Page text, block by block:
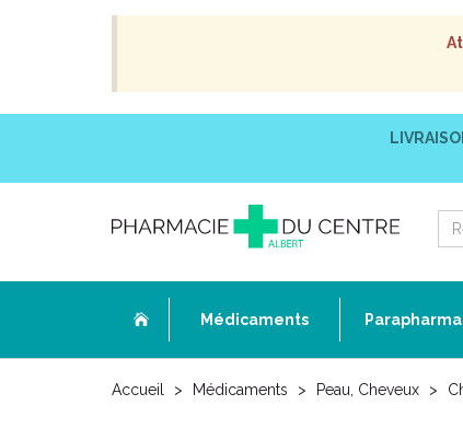
Médicaments
Accueil Médicaments Peau, Cheveux